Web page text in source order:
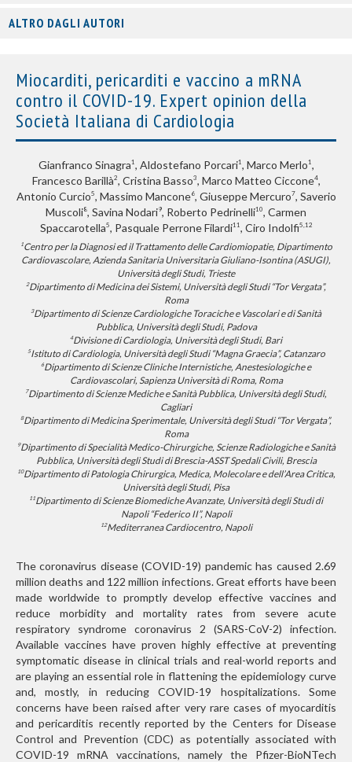
ALTRO DAGLI AUTORI
Miocarditi, pericarditi e vaccino a mRNA
contro il COVID-19. Expert opinion della
Società Italiana di Cardiologia
Gianfranco Sinagra1, Aldostefano Porcari1, Marco Merlo1,
Francesco Barillà2, Cristina Basso3, Marco Matteo Ciccone4,
Antonio Curcio5, Massimo Mancone6, Giuseppe Mercuro7, Saverio
Muscoli8, Savina Nodari9, Roberto Pedrinelli10, Carmen
Spaccarotella5, Pasquale Perrone Filardi11, Ciro Indolfi5,12
1Centro per la Diagnosi ed il Trattamento delle Cardiomiopatie, Dipartimento
Cardiovascolare, Azienda Sanitaria Universitaria Giuliano-Isontina (ASUGI),
Università degli Studi, Trieste
2Dipartimento di Medicina dei Sistemi, Università degli Studi “Tor Vergata”,
Roma
3Dipartimento di Scienze Cardiologiche Toraciche e Vascolari e di Sanità
Pubblica, Università degli Studi, Padova
4Divisione di Cardiologia, Università degli Studi, Bari
5Istituto di Cardiologia, Università degli Studi “Magna Graecia”, Catanzaro
6Dipartimento di Scienze Cliniche Internistiche, Anestesiologiche e
Cardiovascolari, Sapienza Università di Roma, Roma
7Dipartimento di Scienze Mediche e Sanità Pubblica, Università degli Studi,
Cagliari
8Dipartimento di Medicina Sperimentale, Università degli Studi “Tor Vergata”,
Roma
9Dipartimento di Specialità Medico-Chirurgiche, Scienze Radiologiche e Sanità
Pubblica, Università degli Studi di Brescia-ASST Spedali Civili, Brescia
10Dipartimento di Patologia Chirurgica, Medica, Molecolare e dell’Area Critica,
Università degli Studi, Pisa
11Dipartimento di Scienze Biomediche Avanzate, Università degli Studi di
Napoli “Federico II”, Napoli
12Mediterranea Cardiocentro, Napoli
The coronavirus disease (COVID-19) pandemic has caused 2.69
million deaths and 122 million infections. Great efforts have been
made worldwide to promptly develop effective vaccines and
reduce morbidity and mortality rates from severe acute
respiratory syndrome coronavirus 2 (SARS-CoV-2) infection.
Available vaccines have proven highly effective at preventing
symptomatic disease in clinical trials and real-world reports and
are playing an essential role in flattening the epidemiology curve
and, mostly, in reducing COVID-19 hospitalizations. Some
concerns have been raised after very rare cases of myocarditis
and pericarditis recently reported by the Centers for Disease
Control and Prevention (CDC) as potentially associated with
COVID-19 mRNA vaccinations, namely the Pfizer-BioNTech